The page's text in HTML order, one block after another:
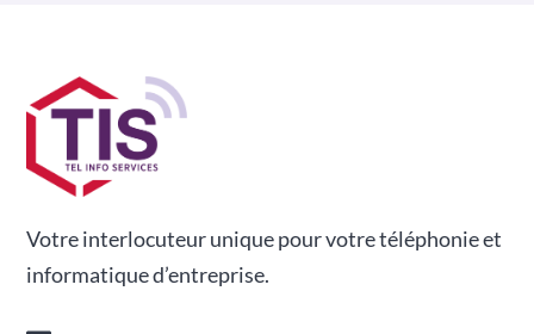
Votre interlocuteur unique pour votre téléphonie et
informatique d’entreprise.